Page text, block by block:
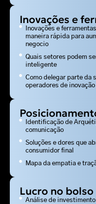
Inovações e
Inovações e
maneira rápida para
negocio
Quais setores podem
inteligente
Como delegar parte da
operadores de inovação
Identificação de
comunicação
Soluções e dores que
consumidor final
Mapa da empatia e
Lucro no bolso
Análise de